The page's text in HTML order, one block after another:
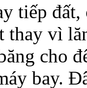
tiếp
thay vì
cho
bay.